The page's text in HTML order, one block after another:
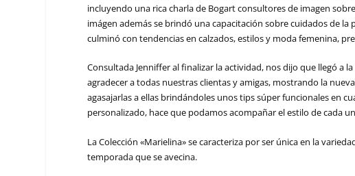
incluyendo una rica charla de Bogart consultores de imagen
imágen además se brindó una capacitación sobre cuidados de la
culminó con tendencias en calzados, estilos y moda femenina,
Consultada Jenniffer al finalizar la actividad, nos dijo que llegó a
agradecer a todas nuestras clientas y amigas, mostrando la
agasajarlas a ellas brindándoles unos tips súper funcionales en
personalizado, hace que podamos acompañar el estilo de cada
La Colección «Marielina» se caracteriza por ser única en la
temporada que se avecina.